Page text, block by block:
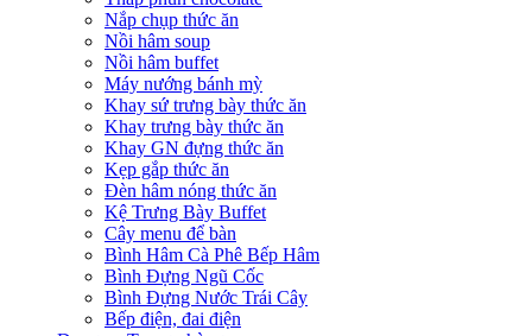
Nắp chụp thức ăn
Nồi hâm soup
Nồi hâm buffet
Máy nướng bánh mỳ
Khay sứ trưng bày thức ăn
Khay trưng bày thức ăn
Khay GN đựng thức ăn
Kẹp gắp thức ăn
Đèn hâm nóng thức ăn
Kệ Trưng Bày Buffet
Cây menu để bàn
Bình Hâm Cà Phê Bếp Hâm
Bình Đựng Ngũ Cốc
Bình Đựng Nước Trái Cây
Bếp điện, đai điện